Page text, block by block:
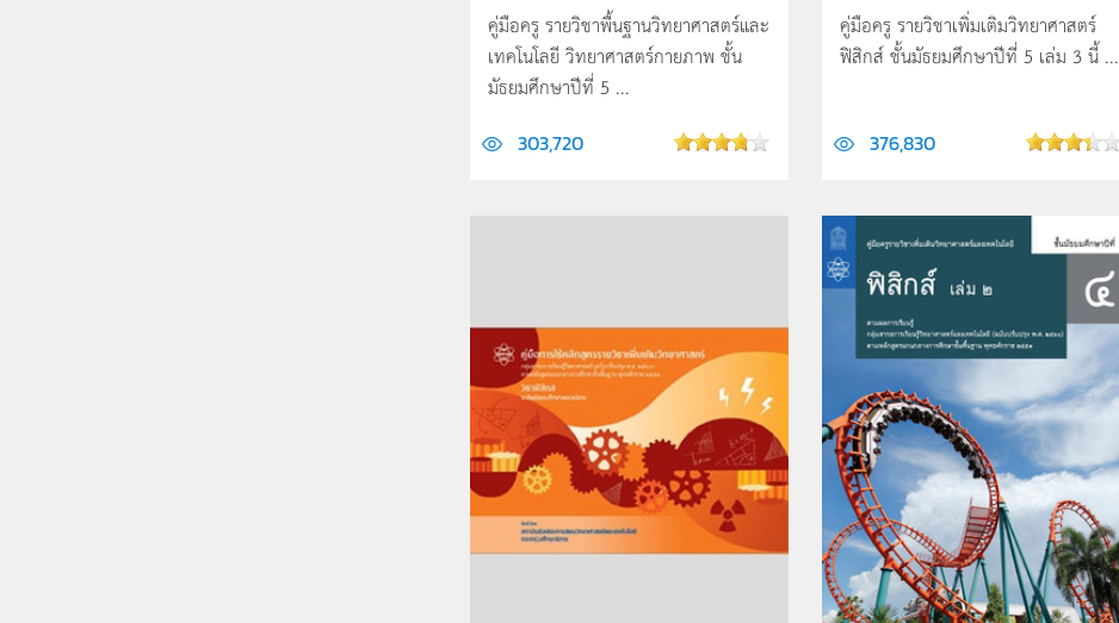
คู่มือครู รายวิชาพื้นฐานวิทยาศาสตร์และ
เทคโนโลยี วิทยาศาสตร์กายภาพ ชั้น
มัธยมศึกษาปีที่ 5 ...
303,720
คู่มือครู รายวิชาเพิ่มเติมวิทยาศาสตร์
ฟิสิกส์ ชั้นมัธยมศึกษาปีที่ 5 เล่ม 3 นี้ ...
376,830